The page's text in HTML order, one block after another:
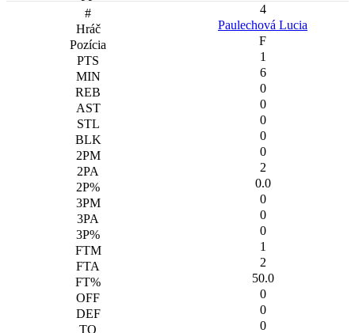
4
Paulechová Lucia
F
1
6
0
0
0
0
0
2
0.0
0
0
0
1
2
50.0
0
0
0